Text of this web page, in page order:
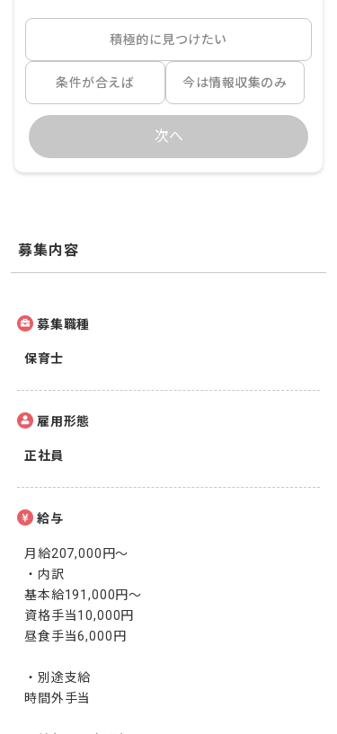
積極的に見つけたい
条件が合えば 今は情報収集のみ
次へ
募集内容
募集職種
保育士
雇用形態
正社員
給与
月給207,000円～
・内訳
基本給191,000円～
資格手当10,000円
昼食手当6,000円
・別途支給
時間外手当